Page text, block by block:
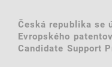
Česká republika se
Evropského
Candidate Support